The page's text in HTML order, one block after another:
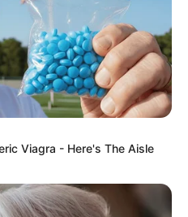
Viagra - Here's The Aisle